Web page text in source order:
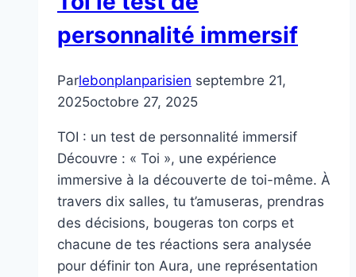
personnalité immersif
Parlebonplanparisien septembre 21,
2025octobre 27, 2025
TOI : un test de personnalité immersif
Découvre : « Toi », une expérience
immersive à la découverte de toi-même. À
travers dix salles, tu t’amuseras, prendras
des décisions, bougeras ton corps et
chacune de tes réactions sera analysée
pour définir ton Aura, une représentation